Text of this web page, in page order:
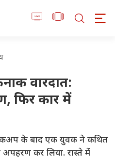
वारदात:
फिर कार में
के बाद एक युवक ने कथित
अपहरण कर लिया. रास्ते में